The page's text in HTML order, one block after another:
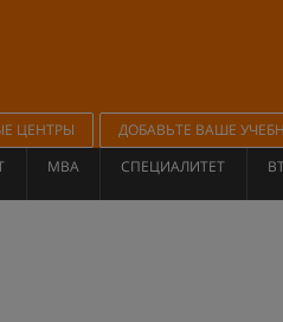
ЦЕНТРЫ
ДОБАВЬТЕ ВАШЕ
MBA СПЕЦИАЛИТЕТ